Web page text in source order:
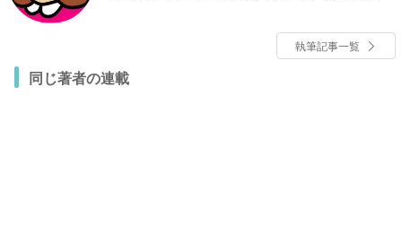
執筆記事一覧
同じ著者の連載